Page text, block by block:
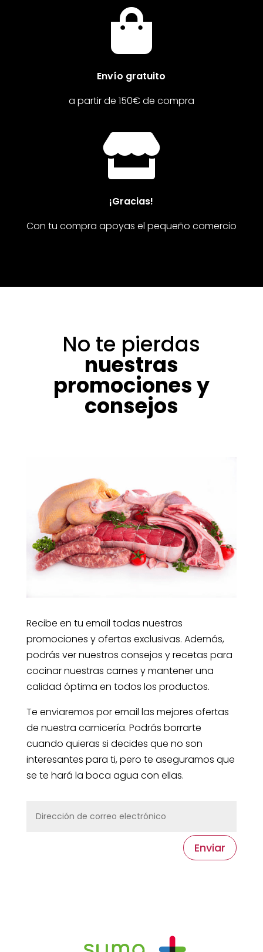

Envío gratuito
a partir de 150€ de compra

¡Gracias!
Con tu compra apoyas el pequeño comercio
No te pierdas
nuestras
promociones y
consejos
Recibe en tu email todas nuestras
promociones y ofertas exclusivas. Además,
podrás ver nuestros consejos y recetas para
cocinar nuestras carnes y mantener una
calidad óptima en todos los productos.
Te enviaremos por email las mejores ofertas
de nuestra carnicería. Podrás borrarte
cuando quieras si decides que no son
interesantes para ti, pero te aseguramos que
se te hará la boca agua con ellas.
Enviar